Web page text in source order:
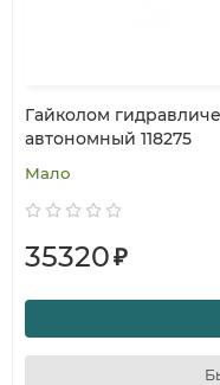
Гайколом
автономный 118275
Мало
35320₽